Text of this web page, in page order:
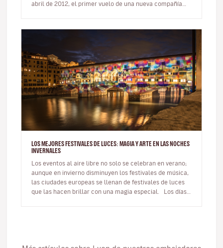
abril de 2012, el primer vuelo de una nueva compañía
LOS MEJORES FESTIVALES DE LUCES: MAGIA Y ARTE EN LAS NOCHES
INVERNALES
Los eventos al aire libre no solo se celebran en verano;
aunque en invierno disminuyen los festivales de música,
las ciudades europeas se llenan de festivales de luces
que las hacen brillar con una magia especial. Los días